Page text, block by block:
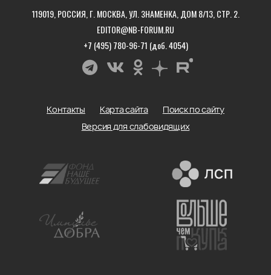
119019, РОССИЯ, Г. МОСКВА, УЛ. ЗНАМЕНКА, ДОМ 8/13, СТР. 2.
EDITOR@NB-FORUM.RU
+7 (495) 780-96-71 (доб. 4054)
Контакты Карта сайта
Поиск по сайту
Версия для слабовидящих